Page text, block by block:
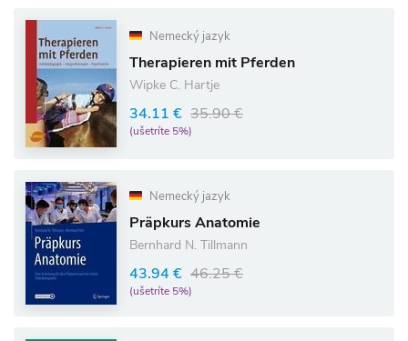
Nemecký jazyk
Therapieren mit Pferden
Wipke C. Hartje
34.11 € 35.90 €
(ušetríte 5%)
Nemecký jazyk
Präpkurs Anatomie
Bernhard N. Tillmann
43.94 € 46.25 €
(ušetríte 5%)